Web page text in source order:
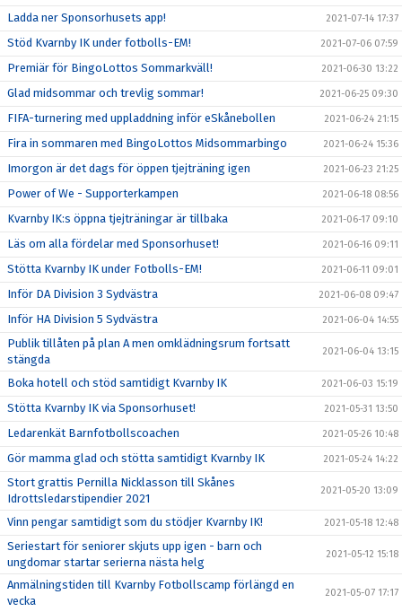
Ladda ner Sponsorhusets app! 2021-07-14 17:37
Stöd Kvarnby IK under fotbolls-EM! 2021-07-06 07:59
Premiär för BingoLottos Sommarkväll! 2021-06-30 13:22
Glad midsommar och trevlig sommar! 2021-06-25 09:30
FIFA-turnering med uppladdning inför eSkånebollen 2021-06-24 21:15
Fira in sommaren med BingoLottos Midsommarbingo 2021-06-24 15:36
Imorgon är det dags för öppen tjejträning igen 2021-06-23 21:25
Power of We - Supporterkampen 2021-06-18 08:56
Kvarnby IK:s öppna tjejträningar är tillbaka 2021-06-17 09:10
Läs om alla fördelar med Sponsorhuset! 2021-06-16 09:11
Stötta Kvarnby IK under Fotbolls-EM! 2021-06-11 09:01
Inför DA Division 3 Sydvästra 2021-06-08 09:47
Inför HA Division 5 Sydvästra 2021-06-04 14:55
Publik tillåten på plan A men omklädningsrum fortsatt
stängda
2021-06-04 13:15
Boka hotell och stöd samtidigt Kvarnby IK 2021-06-03 15:19
Stötta Kvarnby IK via Sponsorhuset! 2021-05-31 13:50
Ledarenkät Barnfotbollscoachen 2021-05-26 10:48
Gör mamma glad och stötta samtidigt Kvarnby IK 2021-05-24 14:22
Stort grattis Pernilla Nicklasson till Skånes
Idrottsledarstipendier 2021
2021-05-20 13:09
Vinn pengar samtidigt som du stödjer Kvarnby IK! 2021-05-18 12:48
Seriestart för seniorer skjuts upp igen - barn och
ungdomar startar serierna nästa helg
2021-05-12 15:18
Anmälningstiden till Kvarnby Fotbollscamp förlängd en
vecka
2021-05-07 17:17